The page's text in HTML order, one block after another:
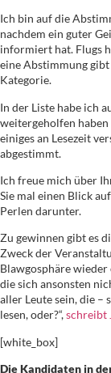
Ich bin auf die
nachdem ein guter
informiert hat. Flugs
eine Abstimmung
Kategorie.
In der Liste habe ich
weitergeholfen
einiges an Lesezeit
abgestimmt.
Ich freue mich über
Sie mal einen Blick
Perlen darunter.
Zu gewinnen gibt es
Zweck der
Blawgosphäre wieder
die sich ansonsten
aller Leute sein, die –
lesen, oder?“,schreibt
[white_box]
Die Kandidaten in